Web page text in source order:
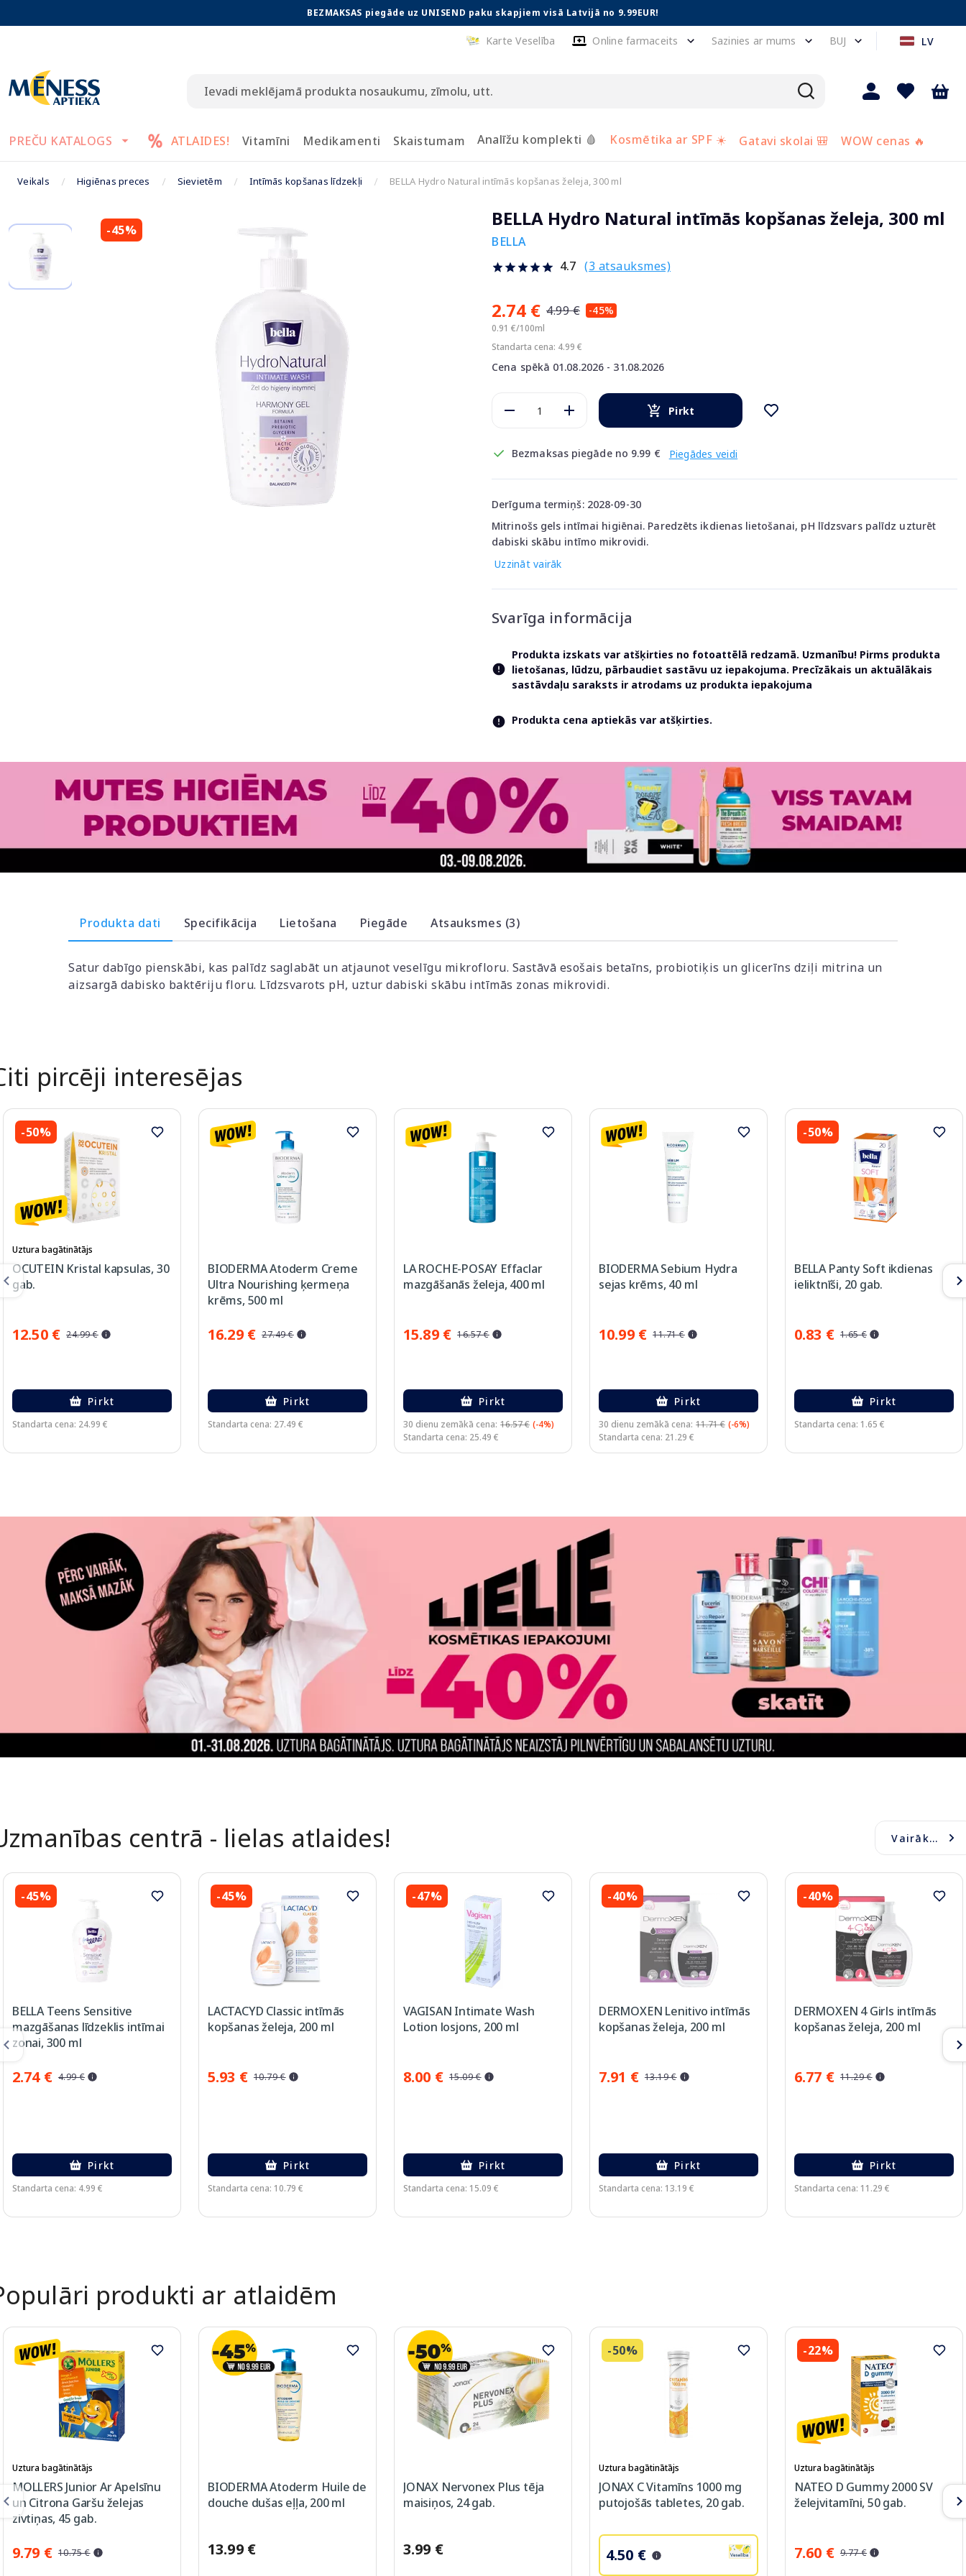
BEZMAKSAS piegāde uz UNISEND paku skapjiem visā Latvijā no 9.99EUR!
Karte Veselība Online farmaceits Sazinies ar mums BUJ LV
PREČU KATALOGS ATLAIDES! Vitamīni Medikamenti Skaistumam Analīžu komplekti 🩸 Kosmētika ar SPF ☀️ Gatavi skolai 🎒 WOW cenas 🔥
Veikals Higiēnas preces Sievietēm Intīmās kopšanas līdzekļi BELLA Hydro Natural intīmās kopšanas želeja, 300 ml
-45% BELLA Hydro Natural intīmās kopšanas želeja, 300 ml
BELLA
4.7 (3 atsauksmes)
2.74 € 4.99 € -45%
0.91 €/100ml
Standarta cena: 4.99 €
Cena spēkā 01.08.2026 - 31.08.2026
Pirkt
Bezmaksas piegāde no 9.99 € Piegādes veidi
Derīguma termiņš: 2028-09-30
Mitrinošs gels intīmai higiēnai. Paredzēts ikdienas lietošanai, pH līdzsvars palīdz uzturēt
dabiski skābu intīmo mikrovidi.
Uzzināt vairāk
Svarīga informācija
Produkta izskats var atšķirties no fotoattēlā redzamā. Uzmanību! Pirms produkta
lietošanas, lūdzu, pārbaudiet sastāvu uz iepakojuma. Precīzākais un aktuālākais
sastāvdaļu saraksts ir atrodams uz produkta iepakojuma
Produkta cena aptiekās var atšķirties.
Produkta dati Specifikācija Lietošana Piegāde Atsauksmes (3)
Satur dabīgo pienskābi, kas palīdz saglabāt un atjaunot veselīgu mikrofloru. Sastāvā esošais betaīns, probiotiķis un glicerīns dziļi mitrina un
aizsargā dabisko baktēriju floru. Līdzsvarots pH, uztur dabiski skābu intīmās zonas mikrovidi.
pircēji interesējas
-50%
Uztura bagātinātājs
OCUTEIN Kristal kapsulas, 30
gab.
12.50 € 24.99 €
Pirkt
Standarta cena: 24.99 €
BIODERMA Atoderm Creme
Ultra Nourishing ķermeņa
krēms, 500 ml
16.29 € 27.49 €
Pirkt
Standarta cena: 27.49 €
LA ROCHE-POSAY Effaclar
mazgāšanās želeja, 400 ml
15.89 € 16.57 €
Pirkt
30 dienu zemākā cena: 16.57 € (-4%)
Standarta cena: 25.49 €
BIODERMA Sebium Hydra
sejas krēms, 40 ml
10.99 € 11.71 €
Pirkt
30 dienu zemākā cena: 11.71 € (-6%)
Standarta cena: 21.29 €
-50%
BELLA Panty Soft ikdienas
ieliktnīši, 20 gab.
0.83 € 1.65 €
Pirkt
Standarta cena: 1.65 €
centrā - lielas atlaides! Vairāk...
-45%
BELLA Teens Sensitive
mazgāšanas līdzeklis intīmai
zonai, 300 ml
2.74 € 4.99 €
Pirkt
Standarta cena: 4.99 €
-45%
LACTACYD Classic intīmās
kopšanas želeja, 200 ml
5.93 € 10.79 €
Pirkt
Standarta cena: 10.79 €
-47%
VAGISAN Intimate Wash
Lotion losjons, 200 ml
8.00 € 15.09 €
Pirkt
Standarta cena: 15.09 €
-40%
DERMOXEN Lenitivo intīmās
kopšanas želeja, 200 ml
7.91 € 13.19 €
Pirkt
Standarta cena: 13.19 €
-40%
DERMOXEN 4 Girls intīmās
kopšanas želeja, 200 ml
6.77 € 11.29 €
Pirkt
Standarta cena: 11.29 €
produkti ar atlaidēm
Uztura bagātinātājs
MOLLERS Junior Ar Apelsīnu
un Citrona Garšu želejas
zivtiņas, 45 gab.
9.79 € 10.75 €
BIODERMA Atoderm Huile de
douche dušas eļļa, 200 ml
13.99 €
JONAX Nervonex Plus tēja
maisiņos, 24 gab.
3.99 €
-50%
Uztura bagātinātājs
JONAX C Vitamīns 1000 mg
putojošās tabletes, 20 gab.
4.50 €
-22%
Uztura bagātinātājs
NATEO D Gummy 2000 SV
želejvitamīni, 50 gab.
7.60 € 9.77 €